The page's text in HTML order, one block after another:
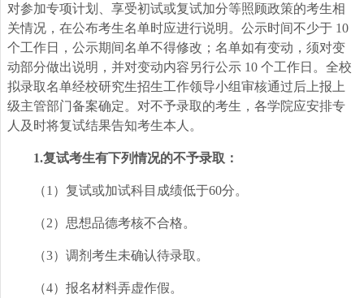
对参加专项计划、享受初试或复试加分等照顾政策的考生相
关情况，在公布考生名单时应进行说明。公示时间不少于 10
个工作日，公示期间名单不得修改；名单如有变动，须对变
动部分做出说明，并对变动内容另行公示 10 个工作日。全校
拟录取名单经校研究生招生工作领导小组审核通过后上报上
级主管部门备案确定。对不予录取的考生，各学院应安排专
人及时将复试结果告知考生本人。
1.复试考生有下列情况的不予录取：
（1）复试或加试科目成绩低于60分。
（2）思想品德考核不合格。
（3）调剂考生未确认待录取。
（4）报名材料弄虚作假。